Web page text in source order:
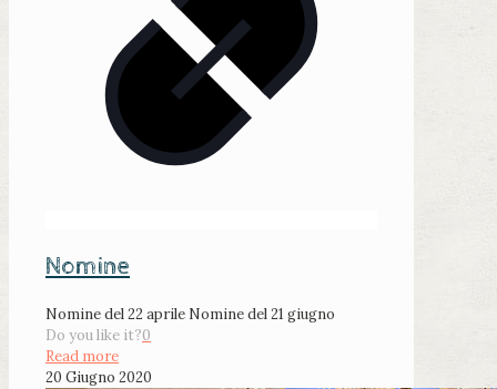
Nomine
Nomine del 22 aprile Nomine del 21 giugno
Do you like it?0
Read more
20 Giugno 2020